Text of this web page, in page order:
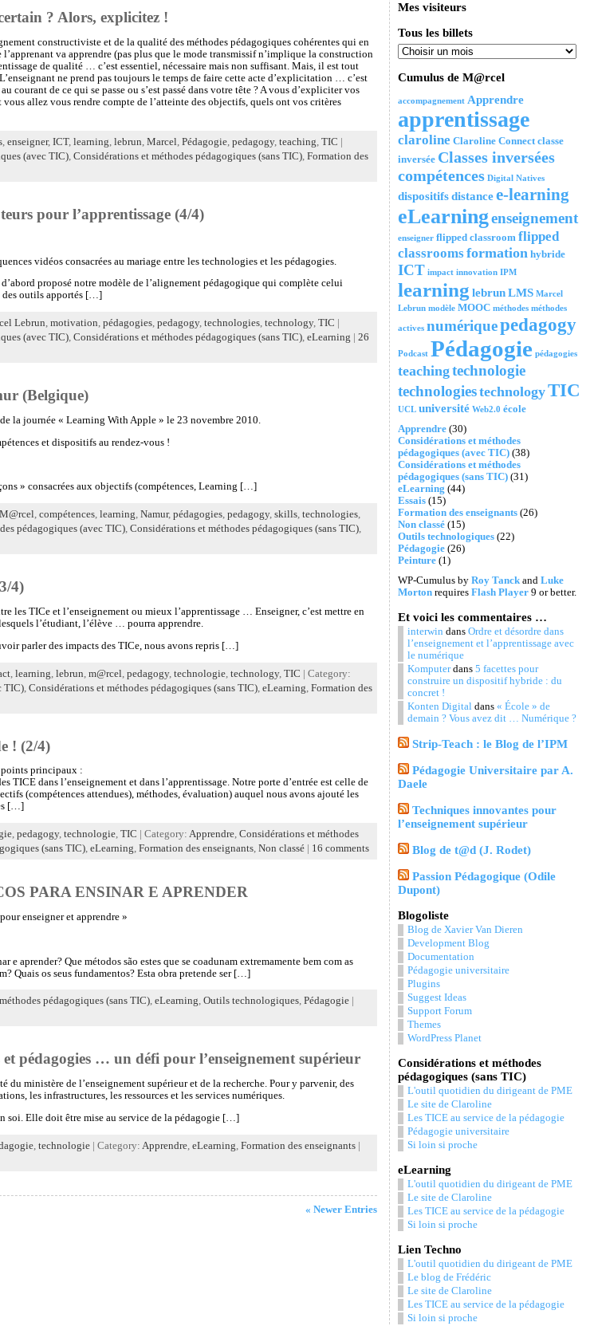
? Alors, explicitez !
constructiviste et de la qualité des méthodes pédagogiques cohérentes qui en
va apprendre (pas plus que le mode transmissif n’implique la construction
de qualité … c’est essentiel, nécessaire mais non suffisant. Mais, il est tout
ne prend pas toujours le temps de faire cette acte d’explicitation … c’est
de ce qui se passe ou s’est passé dans votre tête ? A vous d’expliciter vos
allez vous rendre compte de l’atteinte des objectifs, quels ont vos critères
, enseigner, ICT, learning, lebrun, Marcel, Pédagogie, pedagogy, teaching, TIC
(avec TIC), Considérations et méthodes pédagogiques (sans TIC), Formation des
pour l’apprentissage (4/4)
vidéos consacrées au mariage entre les technologies et les pédagogies.
proposé notre modèle de l’alignement pédagogique qui complète celui
des outils apportés […]
Lebrun, motivation, pédagogies, pedagogy, technologies, technology, TIC
(avec TIC), Considérations et méthodes pédagogiques (sans TIC), eLearning
26
(Belgique)
la journée « Learning With Apple » le 23 novembre 2010.
et dispositifs au rendez-vous !
» consacrées aux objectifs (compétences, Learning […]
, compétences, learning, Namur, pédagogies, pedagogy, skills, technologies,
pédagogiques (avec TIC), Considérations et méthodes pédagogiques (sans TIC),
4)
les TICe et l’enseignement ou mieux l’apprentissage … Enseigner, c’est mettre en
l’étudiant, l’élève … pourra apprendre.
parler des impacts des TICe, nous avons repris […]
, learning lebrun m@rcel pedagogy, technologie, technology, TIC | Category:
TIC), Considérations et méthodes pédagogiques (sans TIC), eLearning Formation des
! (2/4)
points principaux :
dans l’enseignement et dans l’apprentissage. Notre porte d’entrée est celle de
(compétences attendues), méthodes, évaluation) auquel nous avons ajouté les
[…]
, pedagogy, technologie, TIC | Category: Apprendre, Considérations et méthodes
(sans TIC), eLearning, Formation des enseignants, Non classé| 16 comments
PARA ENSINAR E APRENDER
enseigner et apprendre »
e aprender? Que métodos são estes que se coadunam extremamente bem com as
Quais os seus fundamentos? Esta obra pretende ser […]
pédagogiques (sans TIC), eLearning, Outils technologiques, Pédagogie|
pédagogies … un défi pour l’enseignement supérieur
ministère de l’enseignement supérieur et de la recherche. Pour y parvenir, des
les infrastructures, les ressources et les services numériques.
soi. Elle doit être mise au service de la pédagogie […]
, technologie| Category: Apprendre, eLearning Formation des enseignants|
« Newer Entries
Mes visiteurs
Tous les billets
Cumulus de M@rcel
accompagnement Apprendre
apprentissage
claroline Claroline Connect classe
inversée Classes inversées
compétences Digital Natives
dispositifsdistancee-learning
eLearningenseignement
enseigner flipped classroom flipped
classroomsformation hybride
ICT impact innovation IPM
learning lebrunLMS Marcel
Lebrun modèle MOOC méthodes méthodes
actives numériquepedagogy
Podcast Pédagogie pédagogies
teachingtechnologie
technologiestechnologyTIC
UCL université Web2.0 école
Apprendre(30)
Considérations et méthodes
pédagogiques (avec TIC)(38)
Considérations et méthodes
pédagogiques (sans TIC)(31)
eLearning (44)
Essais(15)
Formation des enseignants(26)
Non classé(15)
Outils technologiques(22)
Pédagogie(26)
Peinture(1)
WP-Cumulus by Roy Tanckand Luke
Mortonrequires Flash Player9 or better.
Et voici les commentaires …
interwin dans Ordre et désordre dans
l’enseignement et l’apprentissage avec
le numérique
Komputerdans 5 facettes pour
construire un dispositif hybride : du
concret !
Konten Digitaldans « École » de
demain ? Vous avez dit … Numérique ?
Strip-Teach : le Blog de l’IPM
Pédagogie Universitaire par A.
Daele
Techniques innovantes pour
l’enseignement supérieur
Blog de t@d (J. Rodet)
Passion Pédagogique (Odile
Dupont)
Blogoliste
Blog de Xavier Van Dieren
Development Blog
Documentation
Pédagogie universitaire
Plugins
Suggest Ideas
Support Forum
Themes
WordPress Planet
Considérations et méthodes
pédagogiques (sans TIC)
L'outil quotidien du dirigeant de PME
Le site de Claroline
Les TICE au service de la pédagogie
Pédagogie universitaire
Si loin si proche
eLearning
L'outil quotidien du dirigeant de PME
Le site de Claroline
Les TICE au service de la pédagogie
Si loin si proche
Lien Techno
L'outil quotidien du dirigeant de PME
Le blog de Frédéric
Le site de Claroline
Les TICE au service de la pédagogie
Si loin si proche